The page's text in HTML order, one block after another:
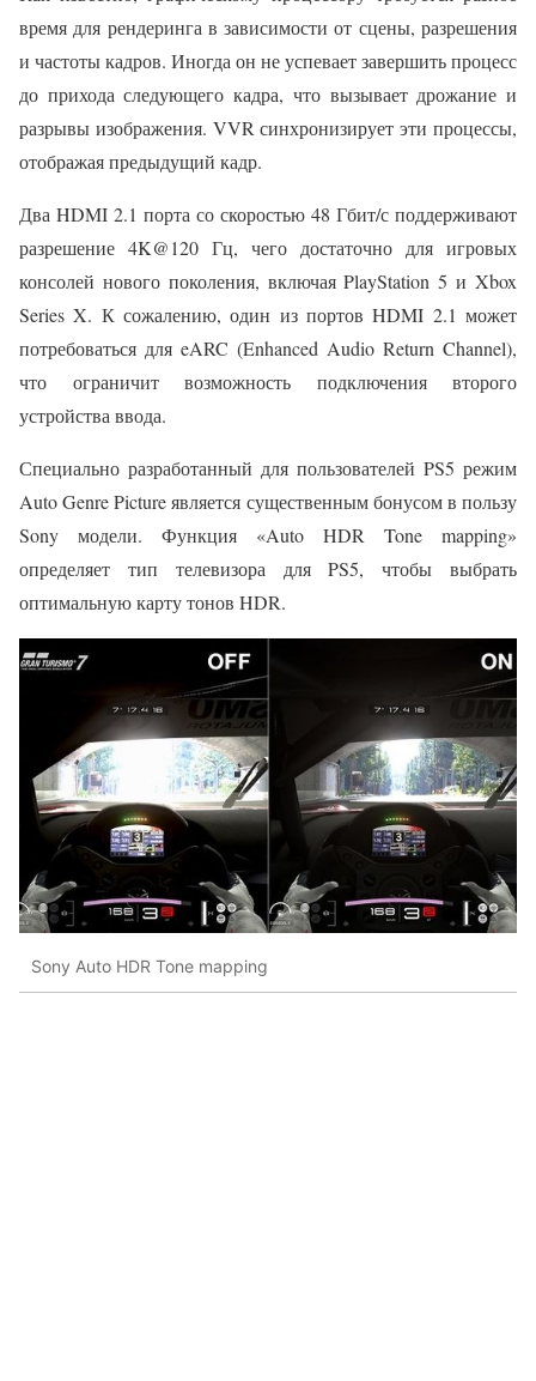
время для рендеринга в зависимости от сцены, разрешения
и частоты кадров. Иногда он не успевает завершить процесс
до прихода следующего кадра, что вызывает дрожание и
разрывы изображения. VVR синхронизирует эти процессы,
отображая предыдущий кадр.
Два HDMI 2.1 порта со скоростью 48 Гбит/с поддерживают
разрешение 4K@120 Гц, чего достаточно для игровых
консолей нового поколения, включая PlayStation 5 и Xbox
Series X. К сожалению, один из портов HDMI 2.1 может
потребоваться для eARC (Enhanced Audio Return Channel),
что ограничит возможность подключения второго
устройства ввода.
Специально разработанный для пользователей PS5 режим
Auto Genre Picture является существенным бонусом в пользу
Sony модели. Функция «Auto HDR Tone mapping»
определяет тип телевизора для PS5, чтобы выбрать
оптимальную карту тонов HDR.
Sony Auto HDR Tone mapping